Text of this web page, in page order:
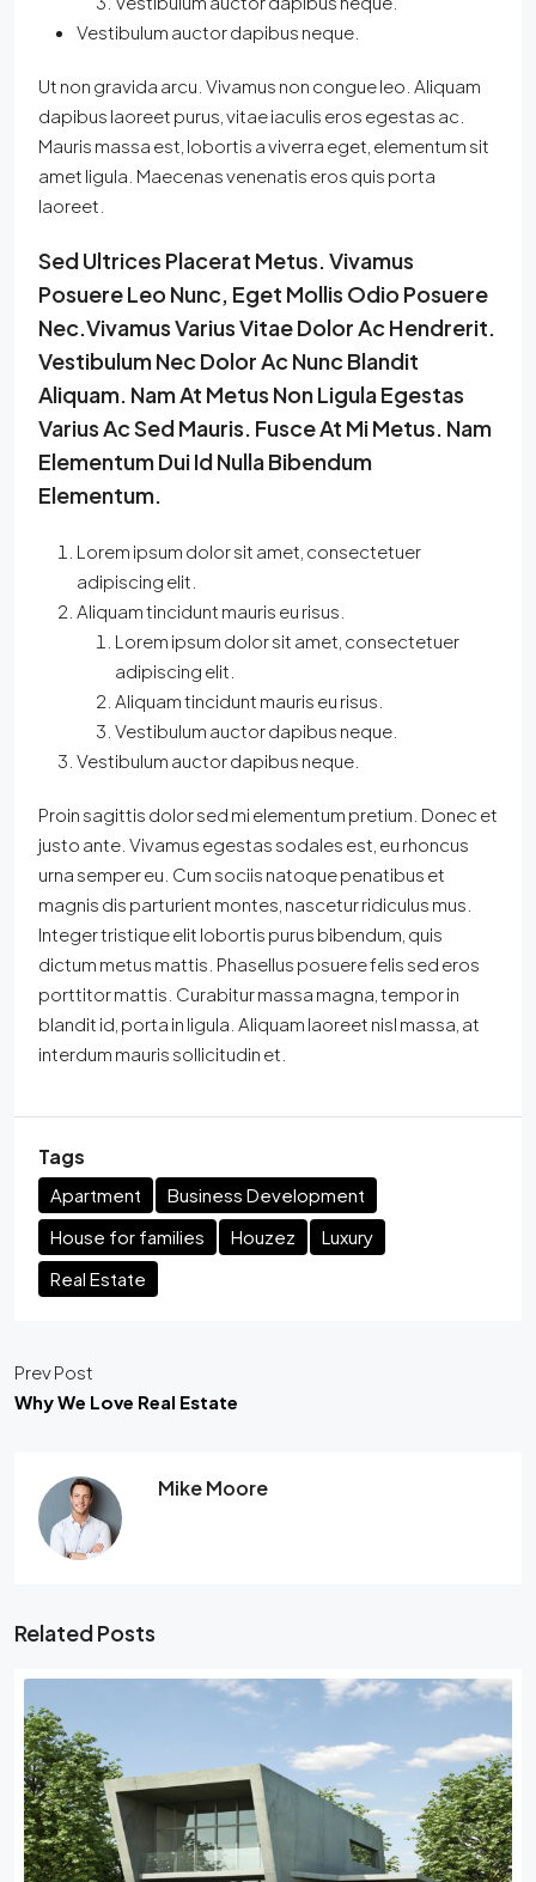
Vestibulum auctor dapibus neque.
Ut non gravida arcu. Vivamus non congue leo. Aliquam
dapibus laoreet purus, vitae iaculis eros egestas ac.
Mauris massa est, lobortis a viverra eget, elementum sit
amet ligula. Maecenas venenatis eros quis porta
laoreet.
Sed Ultrices Placerat Metus. Vivamus
Posuere Leo Nunc, Eget Mollis Odio Posuere
Nec.Vivamus Varius Vitae Dolor Ac Hendrerit.
Vestibulum Nec Dolor Ac Nunc Blandit
Aliquam. Nam At Metus Non Ligula Egestas
Varius Ac Sed Mauris. Fusce At Mi Metus. Nam
Elementum Dui Id Nulla Bibendum
Elementum.
Lorem ipsum dolor sit amet, consectetuer
adipiscing elit.
Aliquam tincidunt mauris eu risus.
Lorem ipsum dolor sit amet, consectetuer
adipiscing elit.
Aliquam tincidunt mauris eu risus.
Vestibulum auctor dapibus neque.
Vestibulum auctor dapibus neque.
Proin sagittis dolor sed mi elementum pretium. Donec et
justo ante. Vivamus egestas sodales est, eu rhoncus
urna semper eu. Cum sociis natoque penatibus et
magnis dis parturient montes, nascetur ridiculus mus.
Integer tristique elit lobortis purus bibendum, quis
dictum metus mattis. Phasellus posuere felis sed eros
porttitor mattis. Curabitur massa magna, tempor in
blandit id, porta in ligula. Aliquam laoreet nisl massa, at
interdum mauris sollicitudin et.
Tags
Apartment
Business Development
House for families
Houzez
Luxury
Real Estate
Prev Post
Why We Love Real Estate
Mike Moore
Related Posts